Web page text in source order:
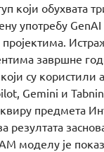
који обухвата
употребу GenAI
завршне
су користили
Gemini и
предмета
резултата
моделу је